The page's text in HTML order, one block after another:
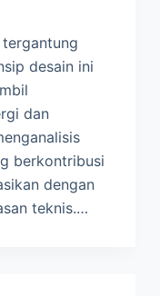
desain ini
dan
berkontribusi
dengan
teknis.…